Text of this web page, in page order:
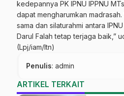
kedepannya PK IPNU IPPNU
dapat mengharumkan
sama dan silaturahmi antara
Darul Falah tetap terjaga baik,”
(Lpj/iam/ltn)
Penulis: admin
ARTIKEL TERKAIT